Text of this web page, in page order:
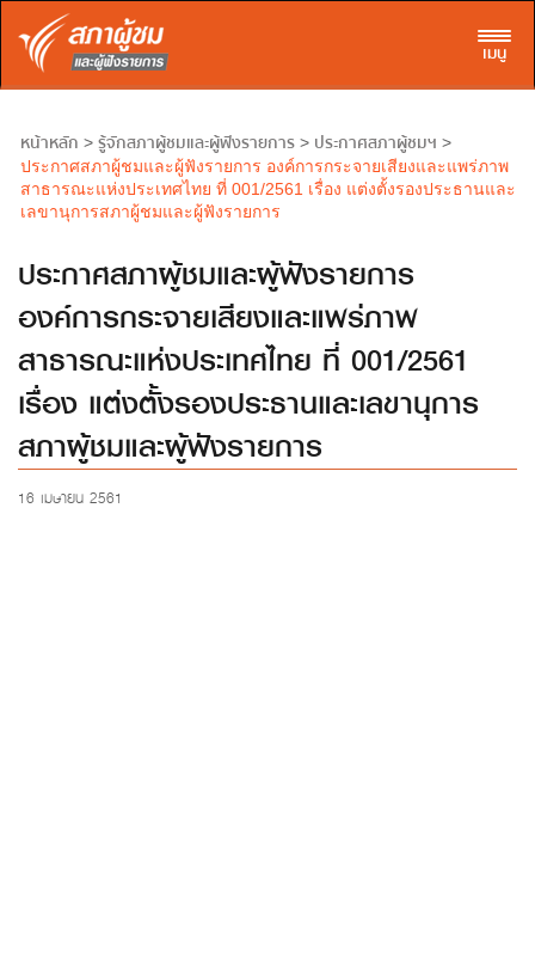
เมนู
หน้าหลัก > รู้จักสภาผู้ชมและผู้ฟังรายการ > ประกาศสภาผู้ชมฯ >
ประกาศสภาผู้ชมและผู้ฟังรายการ องค์การกระจายเสียงและแพร่ภาพ
สาธารณะแห่งประเทศไทย ที่ 001/2561 เรื่อง แต่งตั้งรองประธานและ
เลขานุการสภาผู้ชมและผู้ฟังรายการ
ประกาศสภาผู้ชมและผู้ฟังรายการ
องค์การกระจายเสียงและแพร่ภาพ
สาธารณะแห่งประเทศไทย ที่ 001/2561
เรื่อง แต่งตั้งรองประธานและเลขานุการ
สภาผู้ชมและผู้ฟังรายการ
16 เมษายน 2561